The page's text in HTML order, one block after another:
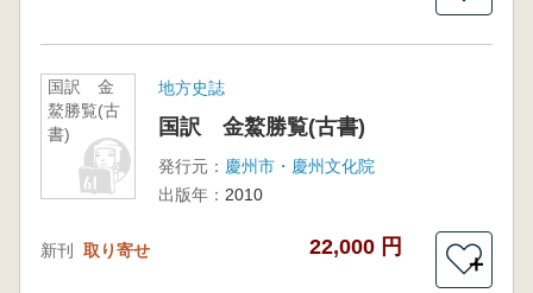
国訳 金
鰲勝覧(古
書)
地方史誌
国訳 金鰲勝覧(古書)
発行元： 慶州市・慶州文化院
出版年： 2010
新刊 取り寄せ 22,000 円
＋